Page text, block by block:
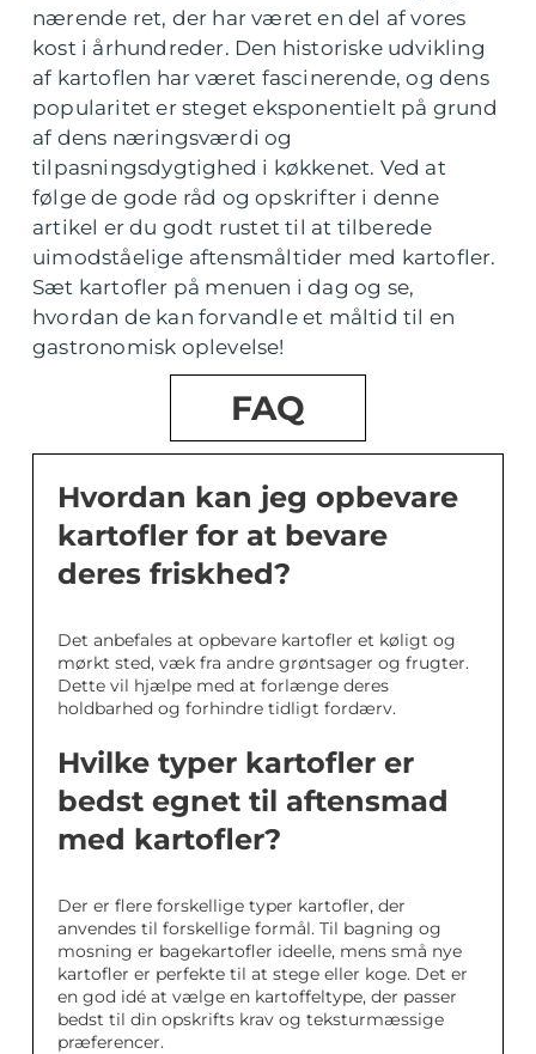
nærende ret, der har været en del af vores
kost i århundreder. Den historiske udvikling
af kartoflen har været fascinerende, og dens
popularitet er steget eksponentielt på grund
af dens næringsværdi og
tilpasningsdygtighed i køkkenet. Ved at
følge de gode råd og opskrifter i denne
artikel er du godt rustet til at tilberede
uimodståelige aftensmåltider med kartofler.
Sæt kartofler på menuen i dag og se,
hvordan de kan forvandle et måltid til en
gastronomisk oplevelse!
FAQ
Hvordan kan jeg opbevare
kartofler for at bevare
deres friskhed?
Det anbefales at opbevare kartofler et køligt og
mørkt sted, væk fra andre grøntsager og frugter.
Dette vil hjælpe med at forlænge deres
holdbarhed og forhindre tidligt fordærv.
Hvilke typer kartofler er
bedst egnet til aftensmad
med kartofler?
Der er flere forskellige typer kartofler, der
anvendes til forskellige formål. Til bagning og
mosning er bagekartofler ideelle, mens små nye
kartofler er perfekte til at stege eller koge. Det er
en god idé at vælge en kartoffeltype, der passer
bedst til din opskrifts krav og teksturmæssige
præferencer.